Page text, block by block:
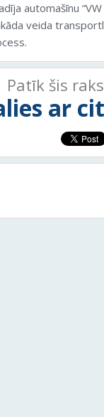
automašīnu
veida
Patīk šis
ar